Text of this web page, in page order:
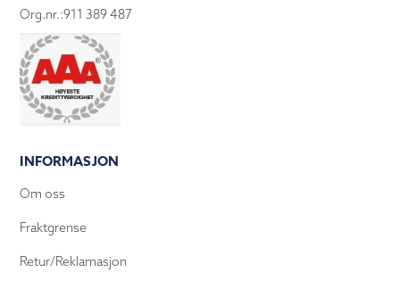
Org.nr.:911 389 487
INFORMASJON
Om oss
Fraktgrense
Retur/Reklamasjon